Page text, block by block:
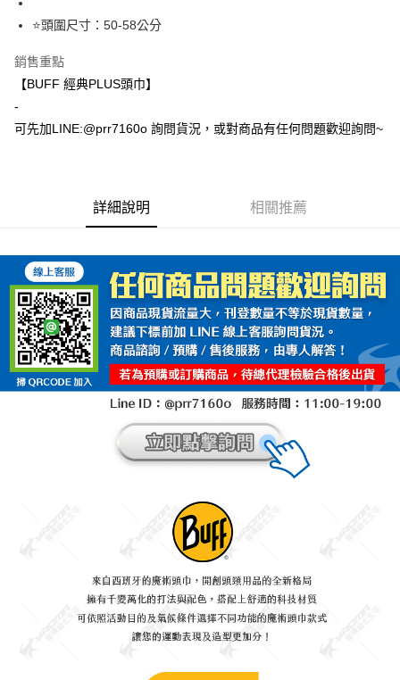
宅配
每筆NT$100，滿NT$1,000(含以上)免運費
⭐️頭圍尺寸：50-58公分
銷售重點
【BUFF 經典PLUS頭巾】
-
可先加LINE:@prr7160o 詢問貨況，或對商品有任何問題歡迎詢問~
詳細說明 相關推薦